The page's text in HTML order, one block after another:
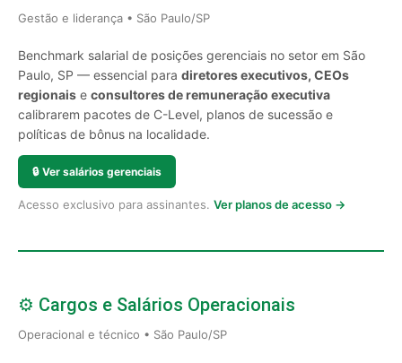
Gestão e liderança • São Paulo/SP
Benchmark salarial de posições gerenciais no setor em São
Paulo, SP — essencial para diretores executivos, CEOs
regionais e consultores de remuneração executiva
calibrarem pacotes de C-Level, planos de sucessão e
políticas de bônus na localidade.
🔒 Ver salários gerenciais
Acesso exclusivo para assinantes. Ver planos de acesso →
⚙️ Cargos e Salários Operacionais
Operacional e técnico • São Paulo/SP